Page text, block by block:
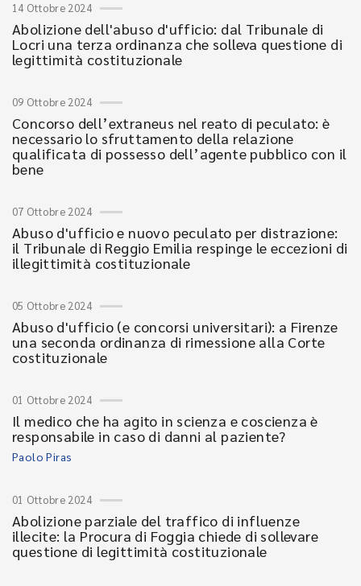
14 Ottobre 2024
Abolizione dell'abuso d'ufficio: dal Tribunale di
Locri una terza ordinanza che solleva questione di
legittimità costituzionale
09 Ottobre 2024
Concorso dell’extraneus nel reato di peculato: è
necessario lo sfruttamento della relazione
qualificata di possesso dell’agente pubblico con il
bene
07 Ottobre 2024
Abuso d'ufficio e nuovo peculato per distrazione:
il Tribunale di Reggio Emilia respinge le eccezioni di
illegittimità costituzionale
05 Ottobre 2024
Abuso d'ufficio (e concorsi universitari): a Firenze
una seconda ordinanza di rimessione alla Corte
costituzionale
01 Ottobre 2024
Il medico che ha agito in scienza e coscienza è
responsabile in caso di danni al paziente?
Paolo Piras
01 Ottobre 2024
Abolizione parziale del traffico di influenze
illecite: la Procura di Foggia chiede di sollevare
questione di legittimità costituzionale